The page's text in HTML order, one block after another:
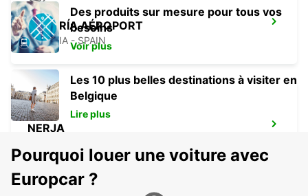
ALMERÍA AÉROPORT
ALMERIA - SPAIN
NERJA
Des produits sur mesure pour tous vos
besoins
Voir plus
Les 10 plus belles destinations à visiter en
Belgique
Lire plus
Pourquoi louer une voiture avec
Europcar ?